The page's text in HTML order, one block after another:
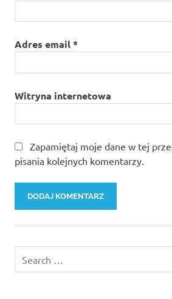
Adres email*
Witryna internetowa
Zapamiętaj moje dane w tej
pisania kolejnych komentarzy.